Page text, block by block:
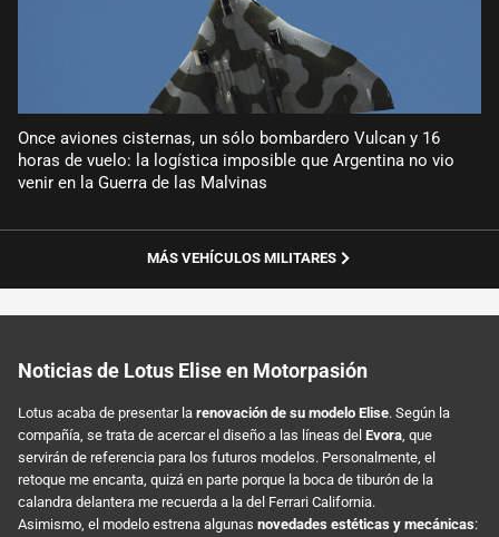
Once aviones cisternas, un sólo bombardero Vulcan y 16
horas de vuelo: la logística imposible que Argentina no vio
venir en la Guerra de las Malvinas
MÁS VEHÍCULOS MILITARES
Noticias de Lotus Elise en Motorpasión
Lotus acaba de presentar la renovación de su modelo Elise. Según la
compañía, se trata de acercar el diseño a las líneas del Evora, que
servirán de referencia para los futuros modelos. Personalmente, el
retoque me encanta, quizá en parte porque la boca de tiburón de la
calandra delantera me recuerda a la del Ferrari California.
Asimismo, el modelo estrena algunas novedades estéticas y mecánicas: